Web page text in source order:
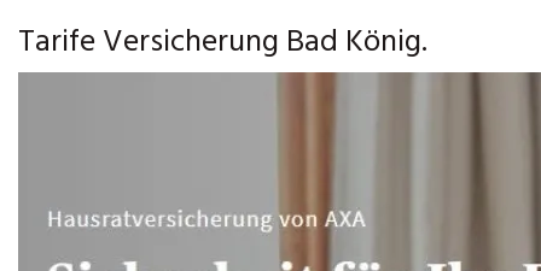
Tarife Versicherung Bad König.